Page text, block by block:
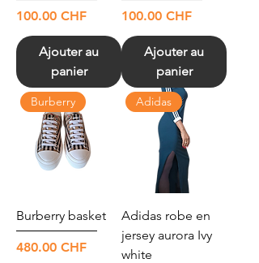
Prix
100.00 CHF
Ajouter au
panier
Prix
100.00 CHF
Ajouter au
panier
Burberry
Burberry basket
Prix
480.00 CHF
Adidas
Adidas robe en
jersey aurora Ivy
white